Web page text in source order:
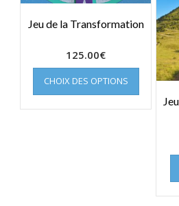
du
produit
Jeu de la Transformation
125.00€
CHOIX DES OPTIONS
Ce
produit
a
plusieurs
options
choisies